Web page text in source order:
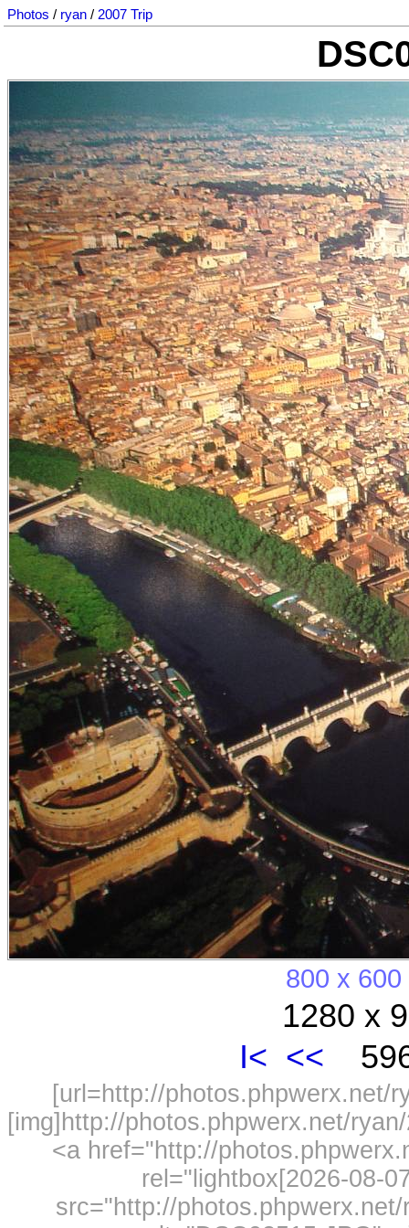
Photos / ryan / 2007 Trip
800 x 600
1280 x
I< <<
[url=http://photos.phpwerx.net/
[img]http://photos.phpwerx.net/
<a href="http://
rel="lightbox[2026-08-
src="http://